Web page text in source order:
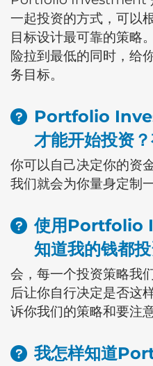
一起投资的方式，可以
目标设计最可靠的策略
险拉到最低的同时，给
务目标。
Portfolio
才能开始投资
你可以自己决定你的资
我们就会为你量身定制
使用Portfolio
知道我的钱都
会，每一个投资策略我
后让你自行决定是否这
诉你我们的策略和要注
我怎样知道